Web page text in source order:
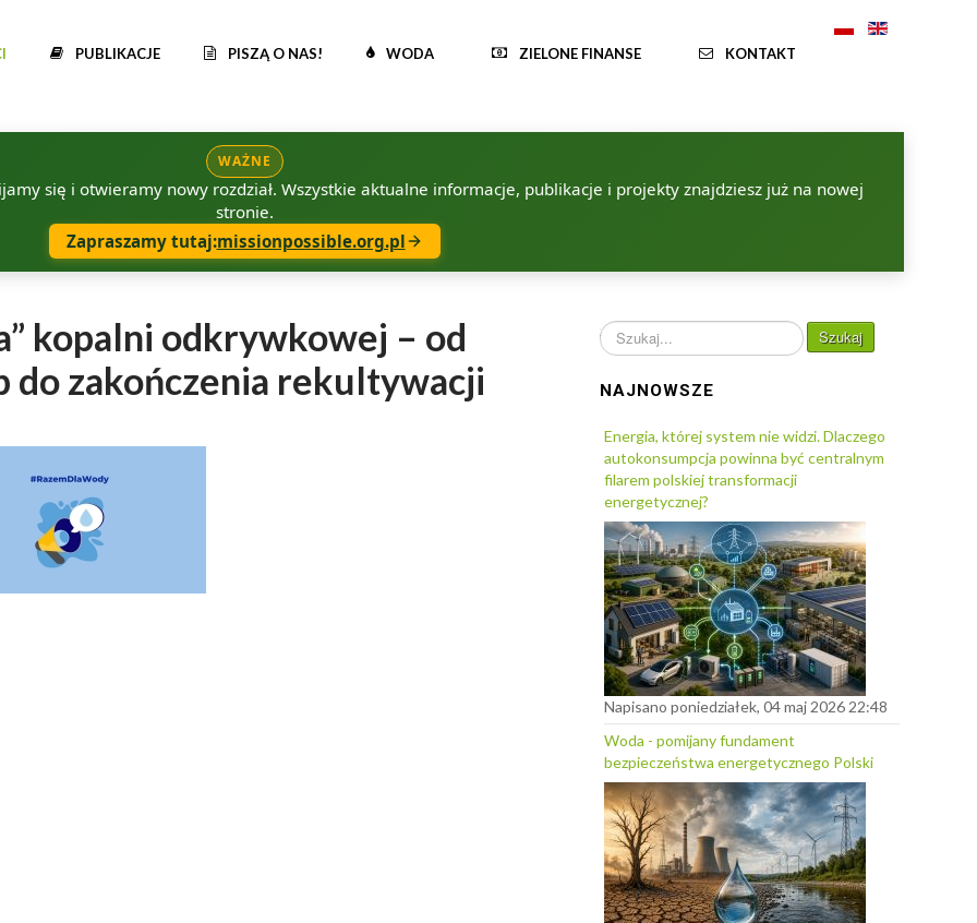
PUBLIKACJE PISZĄ O NAS! WODA ZIELONE FINANSE KONTAKT
WAŻNE
się i otwieramy nowy rozdział. Wszystkie aktualne informacje, publikacje i projekty znajdziesz już na nowej
stronie.
Zapraszamy tutaj:missionpossible.org.pl
kopalni odkrywkowej – od
do zakończenia rekultywacji
Szukaj... Szukaj
NAJNOWSZE
Energia, której system nie widzi. Dlaczego
autokonsumpcja powinna być centralnym
filarem polskiej transformacji
energetycznej?
Napisano poniedziałek, 04 maj 2026 22:48
Woda - pomijany fundament
bezpieczeństwa energetycznego Polski